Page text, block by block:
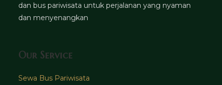
dan bus pariwisata untuk perjalanan yang nyaman
dan menyenangkan
Our Service
Sewa Bus Pariwisata